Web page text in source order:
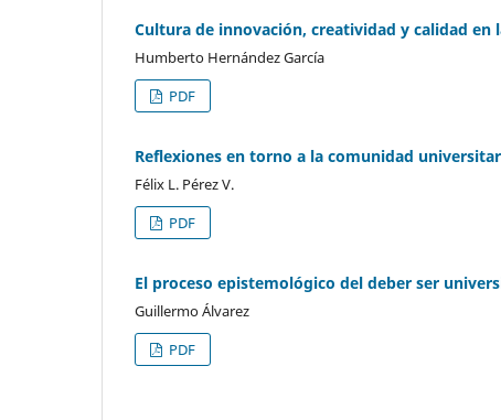
Cultura de innovación, creatividad y calidad en
Humberto Hernández García
PDF
Reflexiones en torno a la comunidad
Félix L. Pérez V.
PDF
El proceso epistemológico del deber ser
Guillermo Álvarez
PDF